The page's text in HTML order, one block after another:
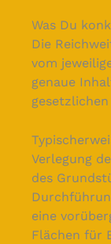
Was Du
Die
vom
genaue
Verlegung
des
eine
Flächen für